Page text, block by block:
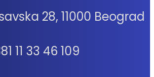
28, 11000 Beograd
11 33 46 109